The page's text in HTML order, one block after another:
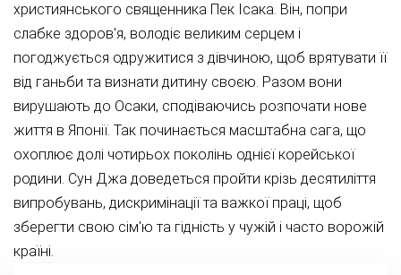
християнського священника Пек Ісака. Він, попри
слабке здоров'я, володіє великим серцем і
погоджується одружитися з дівчиною, щоб врятувати її
від ганьби та визнати дитину своєю. Разом вони
вирушають до Осаки, сподіваючись розпочати нове
життя в Японії. Так починається масштабна сага, що
охоплює долі чотирьох поколінь однієї корейської
родини. Сун Джа доведеться пройти крізь десятиліття
випробувань, дискримінації та важкої праці, щоб
зберегти свою сім'ю та гідність у чужій і часто ворожій
країні.